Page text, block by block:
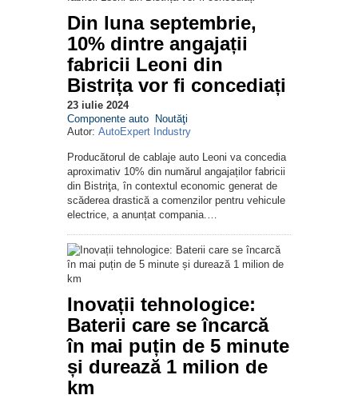
Din luna septembrie,
10% dintre angajații
fabricii Leoni din
Bistrița vor fi concediați
23 iulie 2024
Componente auto Noutăţi
Autor: AutoExpert Industry
Producătorul de cablaje auto Leoni va concedia
aproximativ 10% din numărul angajaților fabricii
din Bistriţa, în contextul economic generat de
scăderea drastică a comenzilor pentru vehicule
electrice, a anunțat compania.…
Inovații tehnologice:
Baterii care se încarcă
în mai puțin de 5 minute
și durează 1 milion de
km